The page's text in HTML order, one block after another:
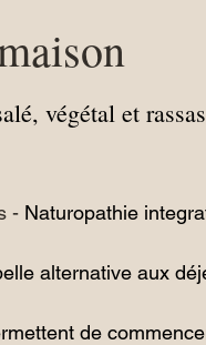
végétal et
- Naturopathie
alternative aux
de